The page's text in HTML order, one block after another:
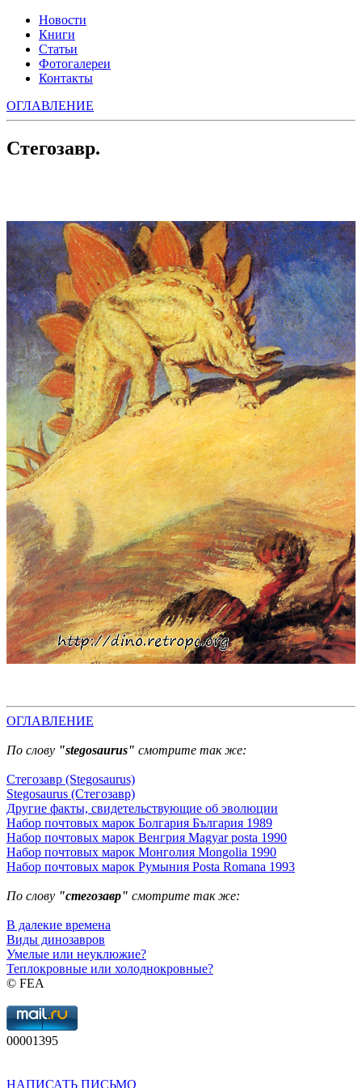
Новости
Книги
Статьи
Фотогалереи
Контакты
ОГЛАВЛЕНИЕ
Стегозавр.
ОГЛАВЛЕНИЕ
По слову "stegosaurus" смотрите так же:
Стегозавр (Stegosaurus)
Stegosaurus (Стегозавр)
Другие факты, свидетельствующие об эволюции
Набор почтовых марок Болгария България 1989
Набор почтовых марок Венгрия Magyar posta 1990
Набор почтовых марок Монголия Mongolia 1990
Набор почтовых марок Румыния Posta Romana 1993
По слову "стегозавр" смотрите так же:
В далекие времена
Виды динозавров
Умелые или неуклюжие?
Теплокровные или холоднокровные?
© FEA
00001395
НАПИСАТЬ ПИСЬМО